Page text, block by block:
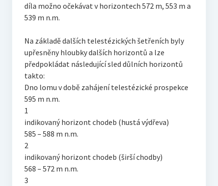
díla možno očekávat v horizontech 572 m, 553 m a
539 m n.m.
Na základě dalších telestézických šetřeních byly
upřesněny hloubky dalších horizontů a lze
předpokládat následující sled důlních horizontů
takto:
Dno lomu v době zahájení telestézické prospekce
595 m n.m.
1
indikovaný horizont chodeb (hustá výdřeva)
585 – 588 m n.m.
2
indikovaný horizont chodeb (širší chodby)
568 – 572 m n.m.
3